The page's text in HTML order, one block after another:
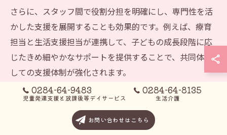
さらに、スタッフ間で役割分担を明確にし、専門性を活
かした支援を展開することも効果的です。例えば、療育
担当と生活支援担当が連携して、子どもの成長段階に応
じたきめ細やかなサポートを提供することで、共同体と
しての支援体制が強化されます。
家族との連携で高める放課後等デイサービスの効果
家族との連携は放課後等デイサービスの効果を高めるう
0284-64-9483
児童発達支援と放課後等デイサービス
0284-64-8135
生活介護
お問い合わせはこちら